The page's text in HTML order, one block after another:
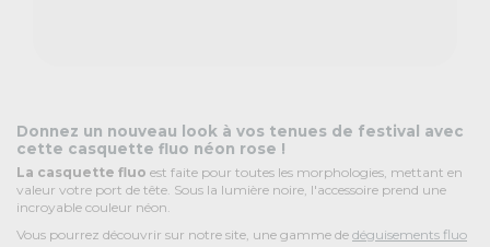
Donnez un nouveau look à vos tenues de festival avec
cette casquette fluo néon rose !
La casquette fluo est faite pour toutes les morphologies, mettant en
valeur votre port de tête. Sous la lumière noire, l'accessoire prend une
incroyable couleur néon.
Vous pourrez découvrir sur notre site, une gamme de déguisements fluo
Recevoir ma remise -5%